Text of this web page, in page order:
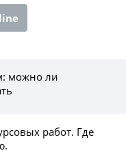
можно ли
работ. Где